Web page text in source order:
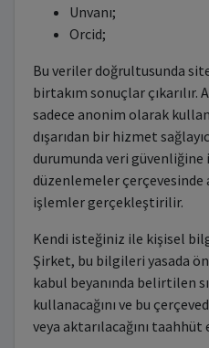
Unvanı;
Orcid;
Bu veriler doğrultusunda site
birtakım sonuçlar çıkarılır.
sadece anonim olarak
dışarıdan bir hizmet
durumunda veri
düzenlemeler çerçevesinde
işlemler gerçekleştirilir.
Kendi isteğiniz ile kişisel
Şirket, bu bilgileri yasada
kabul beyanında belirtilen
kullanacağını ve bu
veya aktarılacağını taahhüt